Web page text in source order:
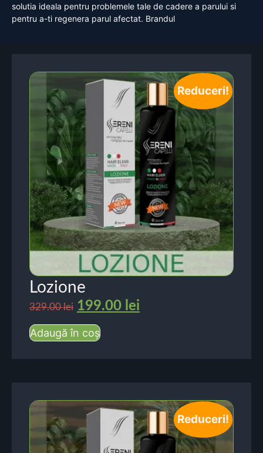
solutia ideala pentru problemele tale de cadere a parului si
pentru a-ti regenera parul afectat. Brandul
Reduceri!
Lozione
329.00lei 199.00 lei
Adaugă în coș
Reduceri!